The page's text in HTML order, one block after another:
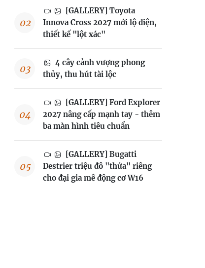
[GALLERY] Toyota
Innova Cross 2027 mới lộ diện,
thiết kế "lột xác"
4 cây cảnh vượng phong
thủy, thu hút tài lộc
[GALLERY] Ford Explorer
2027 nâng cấp mạnh tay - thêm
ba màn hình tiêu chuẩn
[GALLERY] Bugatti
Destrier triệu đô "thửa" riêng
cho đại gia mê động cơ W16